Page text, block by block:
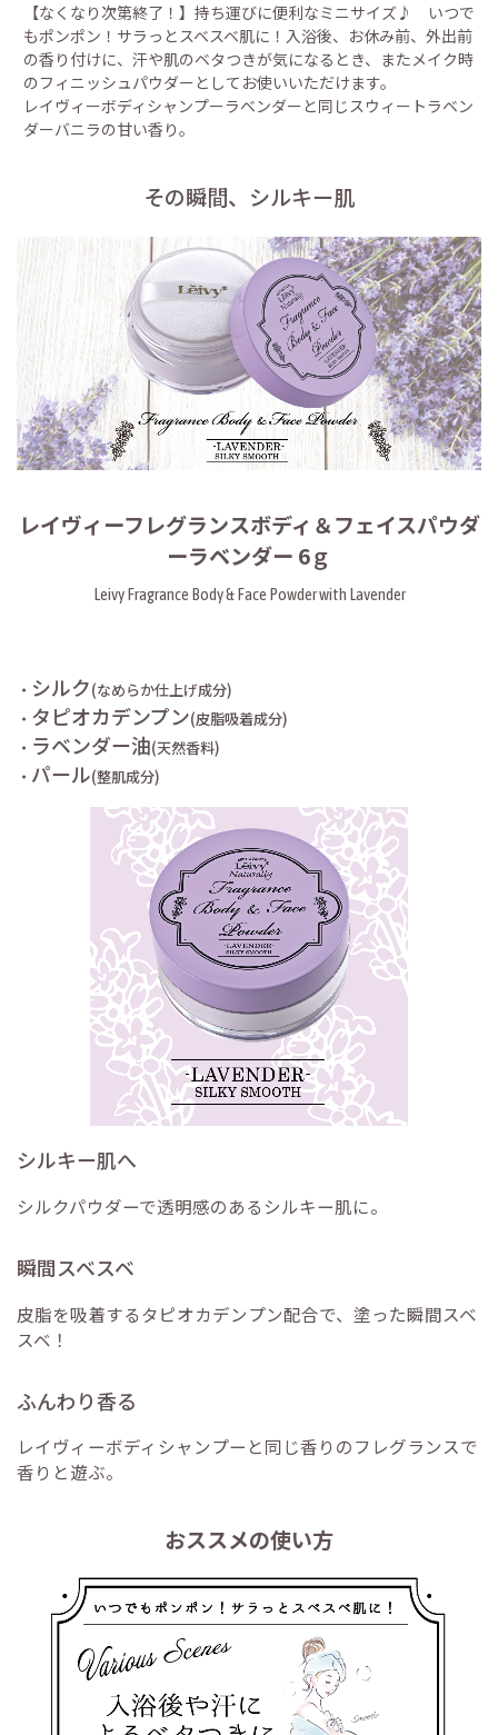
【なくなり次第終了！】持ち運びに便利なミニサイズ♪ いつで
もポンポン！サラっとスベスベ肌に！入浴後、お休み前、外出前
の香り付けに、汗や肌のベタつきが気になるとき、またメイク時
のフィニッシュパウダーとしてお使いいただけます。
レイヴィーボディシャンプーラベンダーと同じスウィートラベン
ダーバニラの甘い香り。
その瞬間、シルキー肌
レイヴィーフレグランスボディ＆フェイスパウダ
ーラベンダー 6ｇ
Leivy Fragrance Body & Face Powder with Lavender
・ シルク(なめらか仕上げ成分)
・ タピオカデンプン(皮脂吸着成分)
・ ラベンダー油(天然香料)
・ パール(整肌成分)
シルキー肌へ
シルクパウダーで透明感のあるシルキー肌に。
瞬間スベスベ
皮脂を吸着するタピオカデンプン配合で、塗った瞬間スベ
スベ！
ふんわり香る
レイヴィーボディシャンプーと同じ香りのフレグランスで
香りと遊ぶ。
おススメの使い方